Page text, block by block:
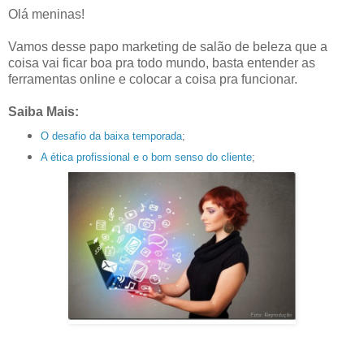
Olá meninas!
Vamos desse papo marketing de salão de beleza que a
coisa vai ficar boa pra todo mundo, basta entender as
ferramentas online e colocar a coisa pra funcionar.
Saiba Mais:
O desafio da baixa temporada;
A ética profissional e o bom senso do cliente;